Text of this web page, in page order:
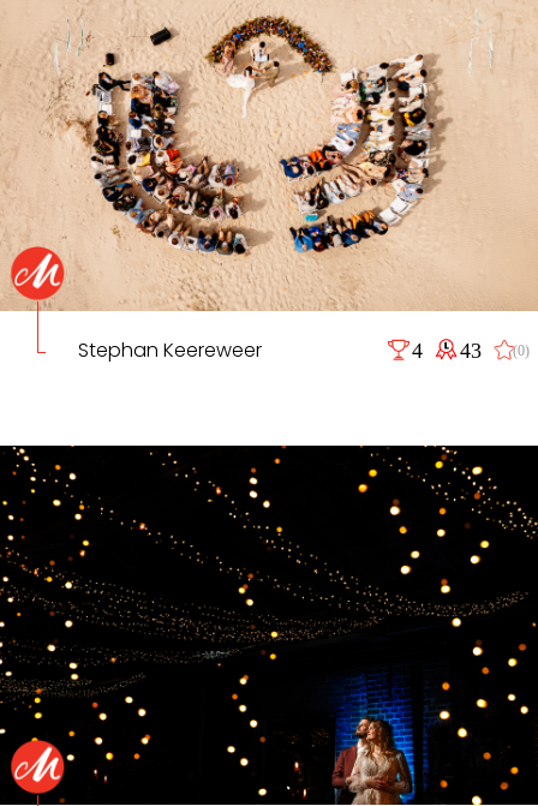
Stephan Keereweer 4 43 (0)